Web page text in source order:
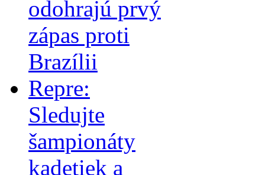
odohrajú prvý
zápas proti
Brazílii
Repre:
Sledujte
šampionáty
kadetiek a